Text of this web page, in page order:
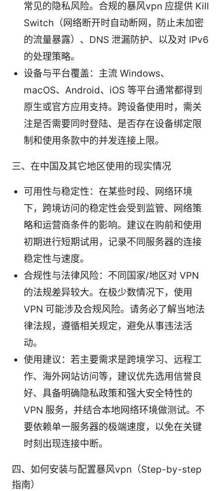
常见的隐私风险。合规的暴风vpn 应提供 Kill
Switch（网络断开时自动断网，防止未加密
的流量暴露）、DNS 泄漏防护、以及对 IPv6
的处理策略。
设备与平台覆盖：主流 Windows、
macOS、Android、iOS 等平台通常都得到
原生或官方应用支持。跨设备使用时，需关
注是否需要同时登陆、是否存在设备绑定限
制和使用条款中的并发连接上限。
三、在中国及其它地区使用的现实情况
可用性与稳定性：在某些时段、网络环境
下，跨境访问的稳定性会受到监管、网络策
略和运营商条件的影响。建议在购前和使用
初期进行短期试用，记录不同服务器的连接
稳定性与速度。
合规性与法律风险：不同国家/地区对 VPN
的法规差异较大。在极少数情况下，使用
VPN 可能涉及合规风险。请务必了解当地法
律法规，遵循相关规定，避免从事违法活
动。
使用建议：若主要需求是跨境学习、远程工
作、海外网站访问等，建议优先选用信誉良
好、具备明确隐私政策和强大安全特性的
VPN 服务，并结合本地网络环境做测试。不
要依赖单一服务器的极端速度，以免在关键
时刻出现连接中断。
四、如何安装与配置暴风vpn（Step-by-step
指南）